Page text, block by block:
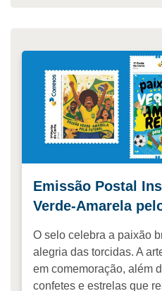
Emissão Postal
Verde-Amarela
O selo celebra a paixão
alegria das torcidas. A
em comemoração, além
confetes e estrelas que